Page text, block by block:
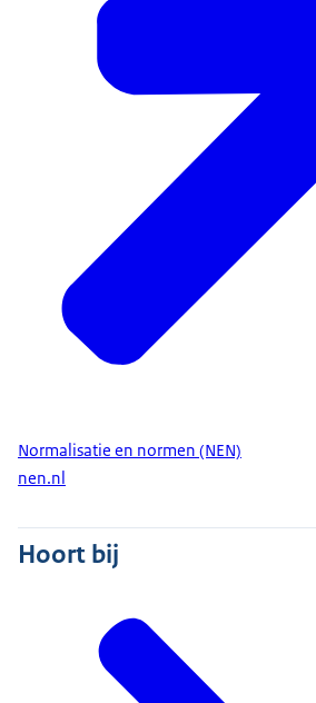
Normalisatie en normen (NEN)
nen.nl
Hoort bij